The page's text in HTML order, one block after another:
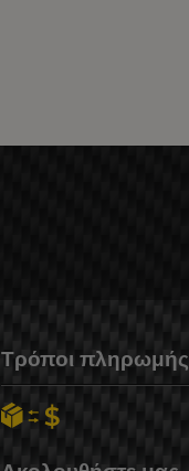
Τρόποι πληρωμής